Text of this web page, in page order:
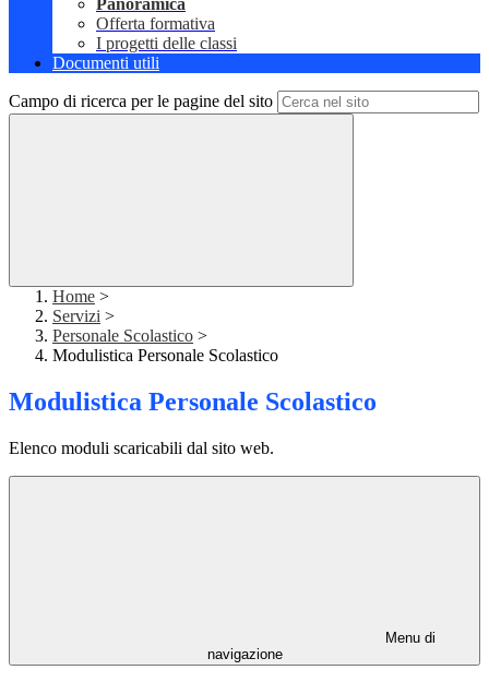
Panoramica
Offerta formativa
I progetti delle classi
Documenti utili
Campo di ricerca per le pagine del sito
Home >
Servizi >
Personale Scolastico >
Modulistica Personale Scolastico
Modulistica Personale Scolastico
Elenco moduli scaricabili dal sito web.
Menu di
navigazione